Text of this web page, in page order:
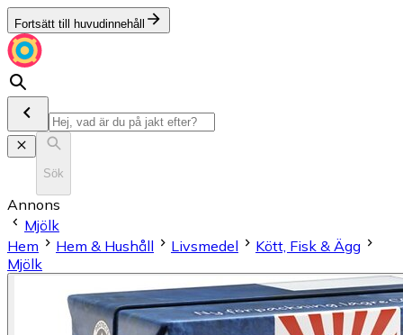
Fortsätt till huvudinnehåll
Sök
Annons
Mjölk
Hem
Hem & Hushåll Livsmedel
Kött, Fisk & Ägg
Mjölk